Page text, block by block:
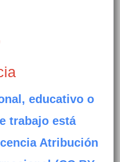
educativo o
trabajo está
Atribución